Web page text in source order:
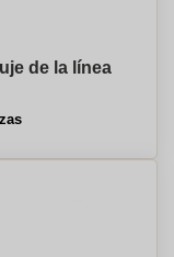
de la línea